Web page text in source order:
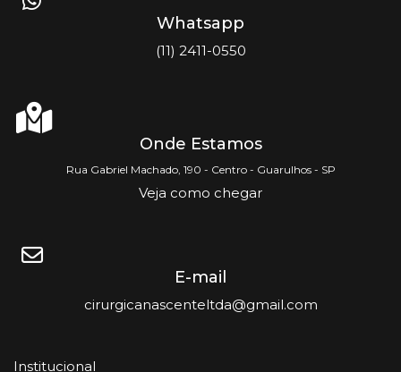
Whatsapp
(11) 2411-0550
Onde Estamos
Rua Gabriel Machado, 190 - Centro - Guarulhos - SP
Veja como chegar
E-mail
cirurgicanascenteltda@gmail.com
Institucional